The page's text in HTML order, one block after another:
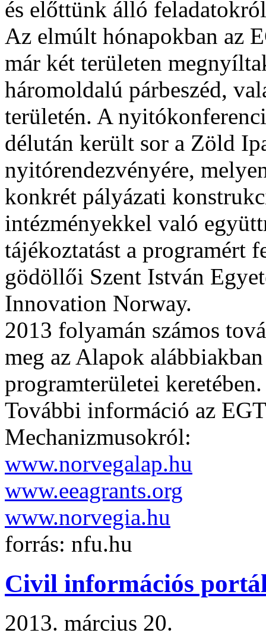
és előttünk álló
Az elmúlt hónapokban az
már két területen
háromoldalú párbeszéd,
területén. A
délután került sor a Zöld
nyitórendezvényére,
konkrét pályázati
intézményekkel való
tájékoztatást a programért
gödöllői Szent István
Innovation Norway.
2013 folyamán számos
meg az Alapok
programterületei keretében.
További információ az
Mechanizmusokról:
www.norvegalap.hu
www.eeagrants.org
www.norvegia.hu
forrás: nfu.hu
Civil információs
2013. március 20.